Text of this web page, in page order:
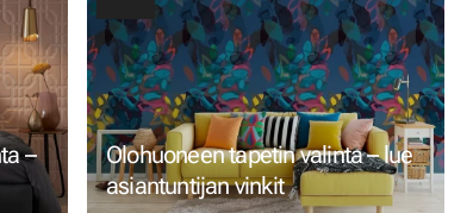
–
Olohuoneen tapetin valinta – lue
asiantuntijan vinkit